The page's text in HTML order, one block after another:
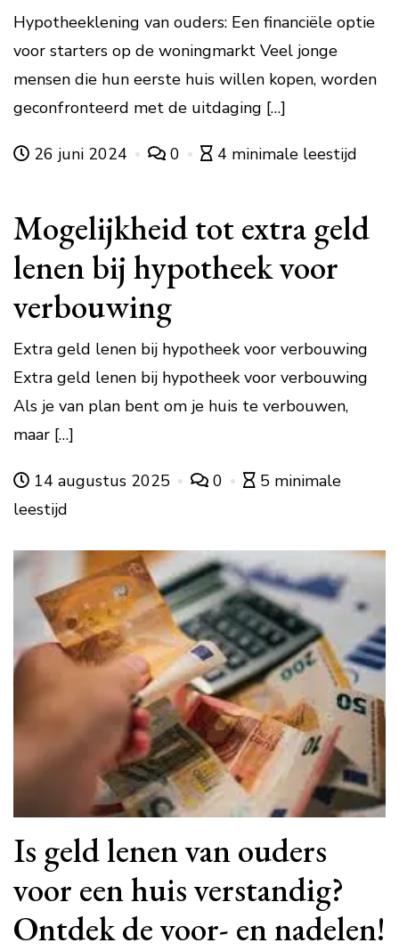
Hypotheeklening van ouders: Een financiële optie
voor starters op de woningmarkt Veel jonge
mensen die hun eerste huis willen kopen, worden
geconfronteerd met de uitdaging […]
26 juni 2024 0 4 minimale leestijd
Mogelijkheid tot extra geld
lenen bij hypotheek voor
verbouwing
Extra geld lenen bij hypotheek voor verbouwing
Extra geld lenen bij hypotheek voor verbouwing
Als je van plan bent om je huis te verbouwen,
maar […]
14 augustus 2025 0
5 minimale
leestijd
Is geld lenen van ouders
voor een huis verstandig?
Ontdek de voor- en nadelen!